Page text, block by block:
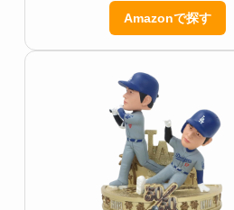
Amazonで探す